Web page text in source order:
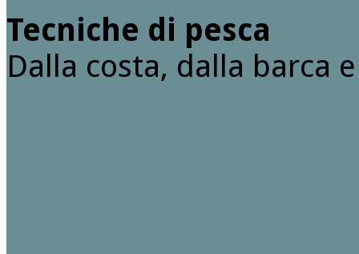
Tecniche di pesca
Dalla costa, dalla barca